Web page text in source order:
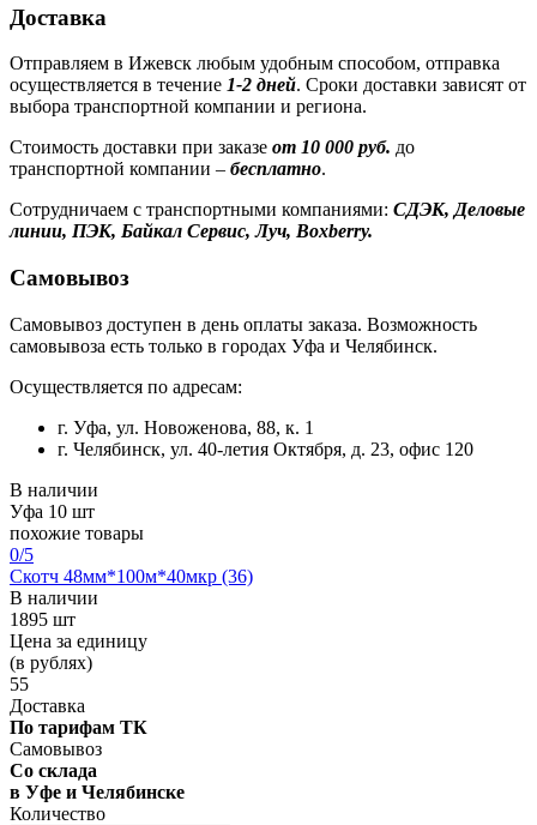
Доставка
Отправляем в Ижевск любым удобным способом, отправка
осуществляется в течение 1-2 дней. Сроки доставки зависят от
выбора транспортной компании и региона.
Стоимость доставки при заказе от 10 000 руб. до
транспортной компании – бесплатно.
Сотрудничаем с транспортными компаниями: СДЭК, Деловые
линии, ПЭК, Байкал Сервис, Луч, Boxberry.
Самовывоз
Самовывоз доступен в день оплаты заказа. Возможность
самовывоза есть только в городах Уфа и Челябинск.
Осуществляется по адресам:
г. Уфа, ул. Новоженова, 88, к. 1
г. Челябинск, ул. 40-летия Октября, д. 23, офис 120
В наличии
Уфа 10 шт
похожие товары
0/5
Скотч 48мм*100м*40мкр (36)
В наличии
1895 шт
Цена за единицу
(в рублях)
55
Доставка
По тарифам ТК
Самовывоз
Со склада
в Уфе и Челябинске
Количество